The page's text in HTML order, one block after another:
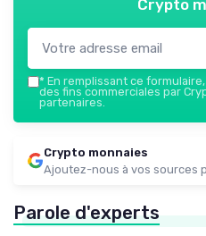
Crypto
* En remplissant ce
des fins commerciales par
partenaires.
Crypto monnaies
Ajoutez-nous à vos sources
Parole d'experts